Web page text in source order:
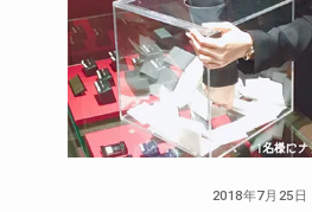
2018年7月25日